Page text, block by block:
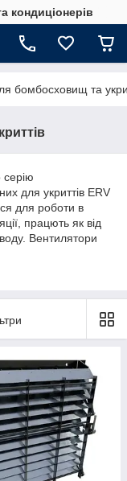
кондиціонерів
бомбосховищ та
серію
для укриттів ERV
для роботи в
працють як від
Вентилятори
мережі, так
R-BBN які
під час
та ERVN. Та клапан
агрегату з
ряд
додаткової